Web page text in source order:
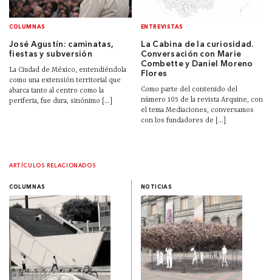
COLUMNAS
José Agustín: caminatas,
fiestas y subversión
La Ciudad de México, entendiéndola
como una extensión territorial que
abarca tanto al centro como la
periferia, fue dura, sinónimo [...]
ENTREVISTAS
La Cabina de la curiosidad.
Conversación con Marie
Combette y Daniel Moreno
Flores
Como parte del contenido del
número 105 de la revista Arquine, con
el tema Mediaciones, conversamos
con los fundadores de [...]
ARTÍCULOS RELACIONADOS
COLUMNAS NOTICIAS